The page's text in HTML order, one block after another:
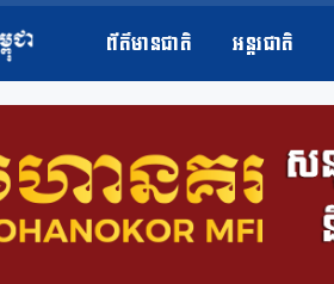
ព័ត៌មានជាតិ អន្តរជាតិ